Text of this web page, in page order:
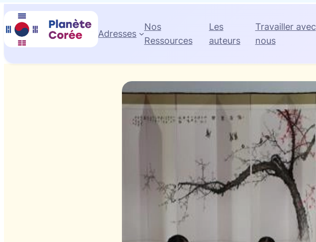
Adresses
Nos
Ressources
Les
auteurs
Travailler avec
nous